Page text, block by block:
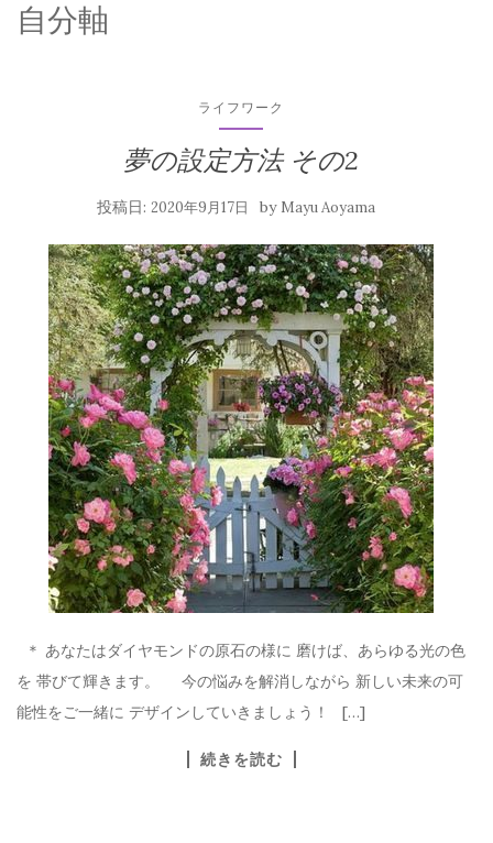
自分軸
ライフワーク
夢の設定方法 その2
投稿日: 2020年9月17日 by Mayu Aoyama
＊ あなたはダイヤモンドの原石の様に 磨けば、あらゆる光の色
を 帯びて輝きます。 今の悩みを解消しながら 新しい未来の可
能性をご一緒に デザインしていきましょう！ […]
続きを読む